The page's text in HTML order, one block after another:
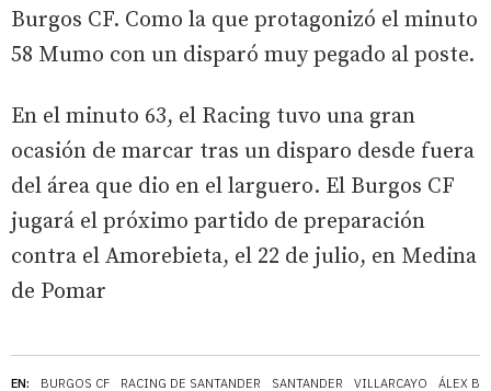
EN: BURGOS CF RACING DE SANTANDER SANTANDER VILLARCAYO ÁLEX
Burgos CF. Como la que protagonizó el minuto
58 Mumo con un disparó muy pegado al poste.
En el minuto 63, el Racing tuvo una gran
ocasión de marcar tras un disparo desde fuera
del área que dio en el larguero. El Burgos CF
jugará el próximo partido de preparación
contra el Amorebieta, el 22 de julio, en Medina
de Pomar